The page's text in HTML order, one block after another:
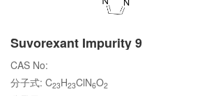
Suvorexant Impurity 9
CAS No:
分子式: C23H23ClN6O2